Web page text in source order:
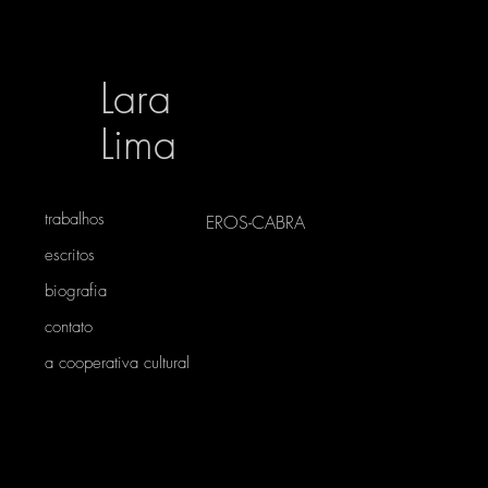
Lara
Lima
EROS-CABRA
trabalhos
escritos
biografia
contato
a cooperativa cultural